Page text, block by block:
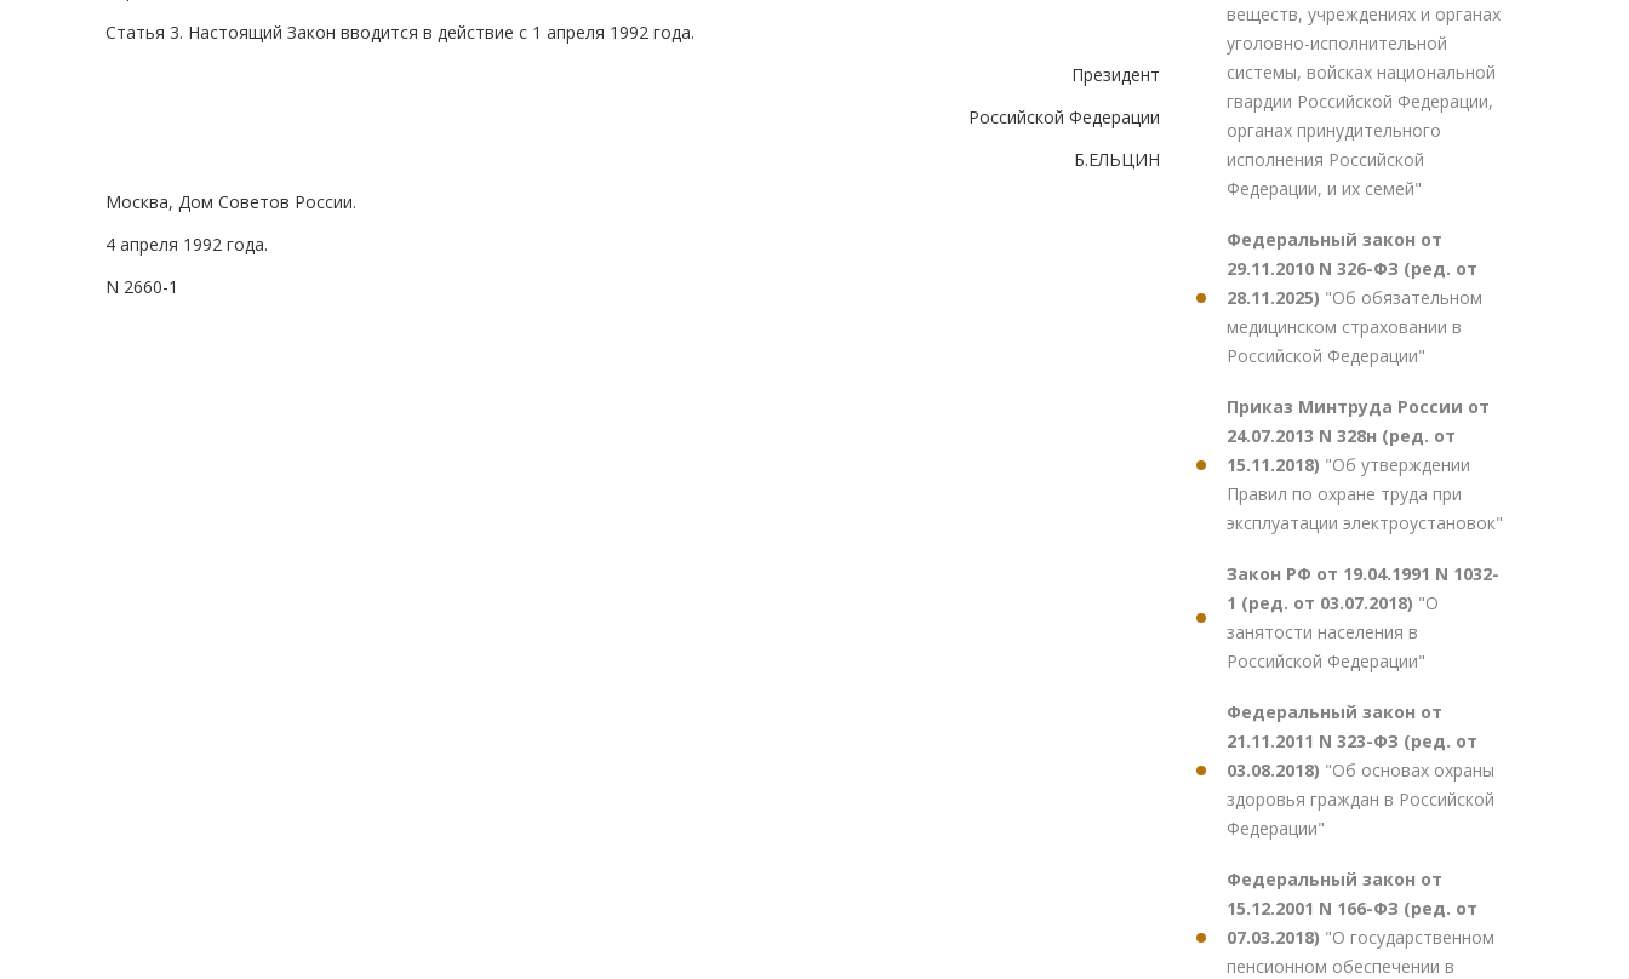
Статья 3. Настоящий Закон вводится в действие с 1 апреля 1992 года.
Президент
Российской Федерации
Б.ЕЛЬЦИН
Москва, Дом Советов России.
4 апреля 1992 года.
N 2660-1
веществ, учреждениях и органах
уголовно-исполнительной
системы, войсках национальной
гвардии Российской Федерации,
органах принудительного
исполнения Российской
Федерации, и их семей"
Федеральный закон от
29.11.2010 N 326-ФЗ (ред. от
28.11.2025) "Об обязательном
медицинском страховании в
Российской Федерации"
Приказ Минтруда России от
24.07.2013 N 328н (ред. от
15.11.2018) "Об утверждении
Правил по охране труда при
эксплуатации электроустановок"
Закон РФ от 19.04.1991 N 1032-
1 (ред. от 03.07.2018) "О
занятости населения в
Российской Федерации"
Федеральный закон от
21.11.2011 N 323-ФЗ (ред. от
03.08.2018) "Об основах охраны
здоровья граждан в Российской
Федерации"
Федеральный закон от
15.12.2001 N 166-ФЗ (ред. от
07.03.2018) "О государственном
пенсионном обеспечении в